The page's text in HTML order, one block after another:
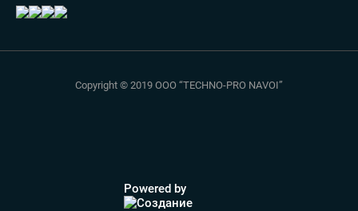
Copyright © 2019 OOO “TECHNO-PRO NAVOI”
Powered by